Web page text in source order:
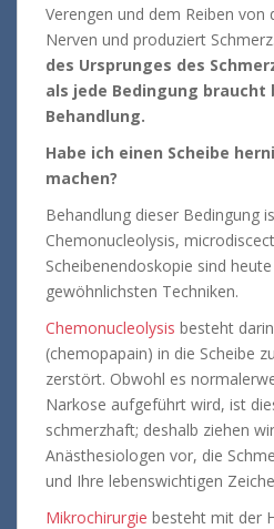
Verengen und dem Reiben von
Nerven und produziert Schmerz.
des Ursprunges des
als jede Bedingung
Behandlung.
Habe ich einen Scheibe
machen?
Behandlung dieser Bedingung
Chemonucleolysis,
Scheibenendoskopie sind
gewöhnlichsten Techniken.
Chemonucleolysis besteht
(chemopapain) in die Scheibe
zerstört. Obwohl es
Narkose aufgeführt wird, ist
schmerzhaft; deshalb ziehen
Anästhesiologen vor, die
und Ihre lebenswichtigen
Mikrochirurgie besteht mit der